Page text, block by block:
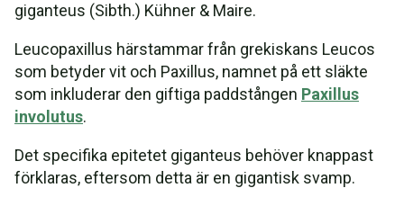
giganteus (Sibth.) Kühner & Maire.
Leucopaxillus härstammar från grekiskans Leucos
som betyder vit och Paxillus, namnet på ett släkte
som inkluderar den giftiga paddstången Paxillus
involutus.
Det specifika epitetet giganteus behöver knappast
förklaras, eftersom detta är en gigantisk svamp.